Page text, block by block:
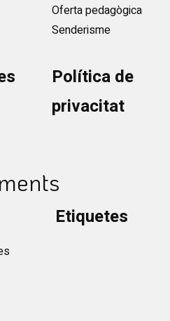
Oferta pedagògica
Senderisme
Política de
privacitat
Etiquetes